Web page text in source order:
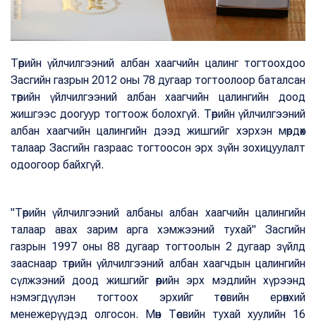
Төрийн үйлчилгээний албан хаагчийн цалинг тогтоохдоо
Засгийн газрын 2012 оны 78 дугаар тогтоолоор баталсан
төрийн үйлчилгээний албан хаагчийн цалингийн доод
жишгээс доогуур тогтоож болохгүй. Төрийн үйлчилгээний
албан хаагчийн цалингийн дээд жишгийг хэрхэн мөрдөх
талаар Засгийн газраас тогтоосон эрх зүйн зохицуулалт
одоогоор байхгүй.
"Төрийн үйлчилгээний албаны албан хаагчийн цалингийн
талаар авах зарим арга хэмжээний тухай" Засгийн
газрын 1997 оны 88 дугаар тогтоолын 2 дугаар зүйлд
зааснаар төрийн үйлчилгээний албан хаагчдын цалингийн
сүлжээний доод жишгийг өөрийн эрх мэдлийн хүрээнд
нэмэгдүүлэн тогтоох эрхийг төсвийн ерөнхий
менежерүүдэд олгосон. Мөн Төсвийн тухай хуулийн 16